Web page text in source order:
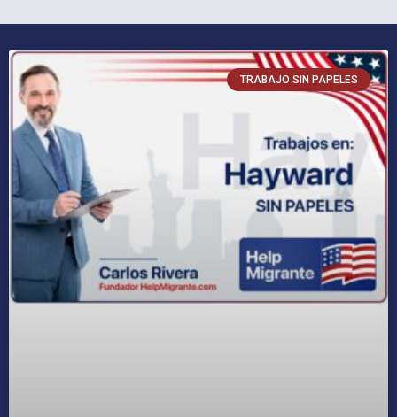
TRABAJO SIN PAPELES